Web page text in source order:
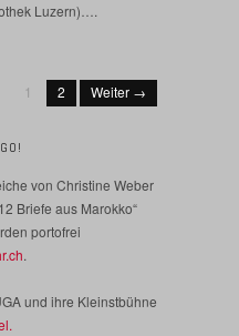
Luzern)….
1 2 Weiter →
von Christine Weber
Briefe aus Marokko“
portofrei
.
und ihre Kleinstbühne